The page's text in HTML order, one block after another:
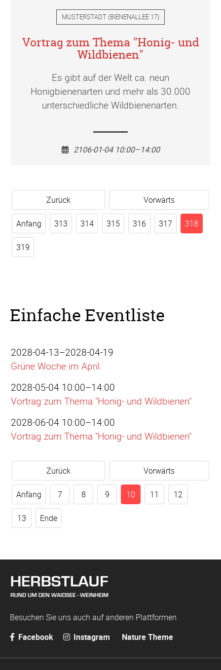
MUSTERSTADT (BIENENALLEE 17)
Vortrag zum Thema "Honig- und
Wildbienen"
Es gibt auf der Welt ca. neun
Honigbienenarten und mehr als 30.000
unterschiedliche Wildbienenarten.
2106-01-04 10:00–14:00
Zurück Vorwärts
Anfang 313 314 315 316 317 318
319
Einfache Eventliste
2028-04-13–2028-04-19
Grüne Woche im April
2028-05-04 10:00–14:00
Vortrag zum Thema "Honig- und Wildbienen"
2028-06-04 10:00–14:00
Vortrag zum Thema "Honig- und Wildbienen"
Zurück Vorwärts
Anfang 7 8 9 10 11 12
13 Ende
Besuchen Sie uns auch auf anderen Plattformen
Facebook
Instagram Nature Theme